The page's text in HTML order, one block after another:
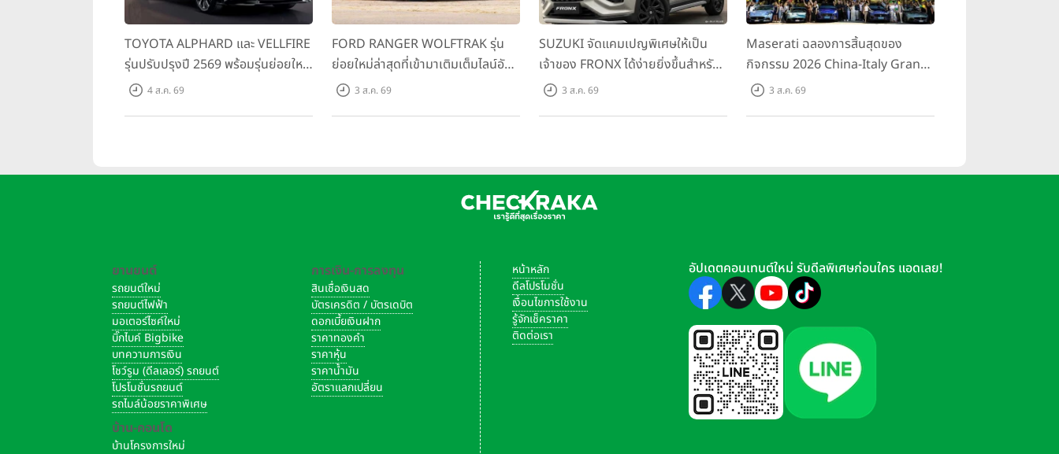
TOYOTA ALPHARD และ VELLFIRE
รุ่นปรับปรุงปี 2569 พร้อมรุ่นย่อยใหม่
HEV SMART ราคาเริ่มต้น 3.59 ลบ.
4 ส.ค. 69
FORD RANGER WOLFTRAK รุ่น
ย่อยใหม่ล่าสุดที่เข้ามาเติมเต็มไลน์อัป
พร้อมตอบโจทย์ทุกการผจญภัยด้วย
3 ส.ค. 69
SUZUKI จัดแคมเปญพิเศษให้เป็น
เจ้าของ FRONX ได้ง่ายยิ่งขึ้นสำหรับ
รุ่น GL ราคาพิเศษเริ่มต้น 5.99 แสน
3 ส.ค. 69
Maserati ฉลองการสิ้นสุดของ
กิจกรรม 2026 China-Italy Grand
Tour ณ สำนักงานใหญ่ เมืองโมเดนา
3 ส.ค. 69
ยานยนต์
รถยนต์ใหม่
รถยนต์ไฟฟ้า
มอเตอร์ไซค์ใหม่
บิ๊กไบค์ Bigbike
บทความการเงิน
โชว์รูม (ดีลเลอร์) รถยนต์
โปรโมชั่นรถยนต์
รถไมล์น้อยราคาพิเศษ
บ้าน-คอนโด
บ้านโครงการใหม่
การเงิน-การลงทุน
สินเชื่อเงินสด
บัตรเครดิต / บัตรเดบิต
ดอกเบี้ยเงินฝาก
ราคาทองคำ
ราคาหุ้น
ราคาน้ำมัน
อัตราแลกเปลี่ยน
หน้าหลัก
ดีลโปรโมชั่น
เงื่อนไขการใช้งาน
รู้จักเช็คราคา
ติดต่อเรา
อัปเดตคอนเทนต์ใหม่ รับดีลพิเศษก่อนใคร แอดเลย!